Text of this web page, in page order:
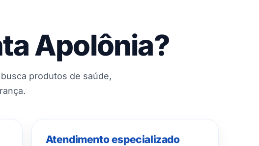
Apolônia?
produtos de saúde,
Atendimento especializado